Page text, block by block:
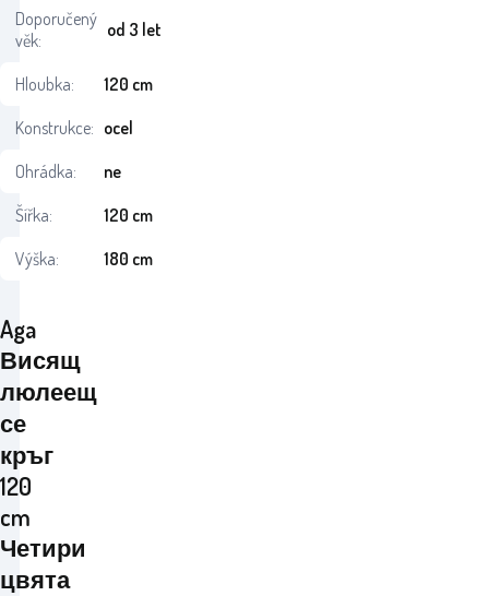
Aga
Висящ
люлеещ
се
кръг
120
cm
Четири
цвята
Doporučený
věk:
od 3 let
Hloubka:
120 cm
Konstrukce: ocel
Ohrádka:
ne
Šířka:
120 cm
Výška:
180 cm